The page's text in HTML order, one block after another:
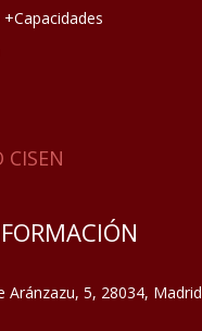
CISEN
Aránzazu, 5, 28034, Madrid